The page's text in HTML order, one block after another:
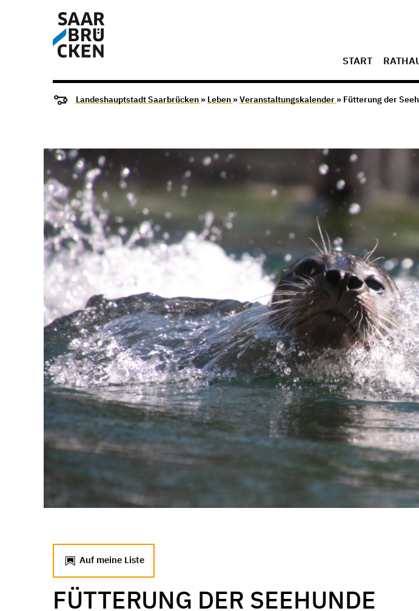
START
Landeshauptstadt Saarbrücken » Leben »Veranstaltungskalender » Fütterung der
Auf meine Liste
FÜTTERUNG DER SEEHUNDE